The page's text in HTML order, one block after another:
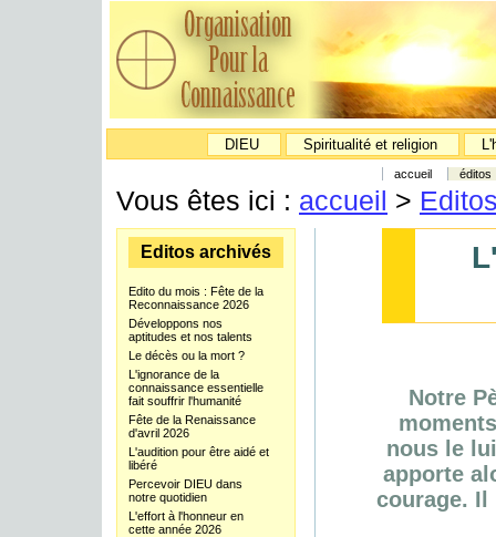
DIEU Spiritualité et religion
accueil éditos
Vous êtes ici : accueil >
Notre
nous le
apporte
courage. Il
Editos archivés
Edito du mois : Fête de la
Reconnaissance 2026
Développons nos
aptitudes et nos talents
Le décès ou la mort ?
L'ignorance de la
connaissance essentielle
fait souffrir l'humanité
Fête de la Renaissance
d'avril 2026
L'audition pour être aidé et
libéré
Percevoir DIEU dans
notre quotidien
L'effort à l'honneur en
cette année 2026